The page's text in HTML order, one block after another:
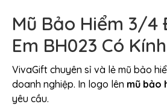
Mũ Bảo Hiểm 3/4
Em BH023 Có
VivaGift chuyên sỉ và lẻ mũ bảo
doanh nghiệp. In logo lên mũ bảo
yêu cầu.